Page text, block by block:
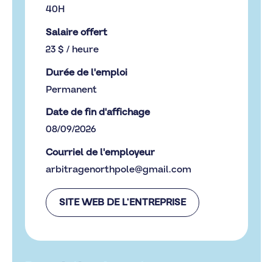
40H
Salaire offert
23 $ / heure
Durée de l'emploi
Permanent
Date de fin d'affichage
08/09/2026
Courriel de l'employeur
arbitragenorthpole@gmail.com
SITE WEB DE L’ENTREPRISE